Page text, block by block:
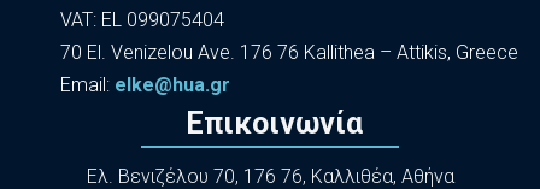
VAT: EL 099075404
70 El. Venizelou Ave. 176 76 Kallithea – Attikis, Greece
Εmail: elke@hua.gr
Επικοινωνία
Ελ. Βενιζέλου 70, 176 76, Καλλιθέα, Αθήνα